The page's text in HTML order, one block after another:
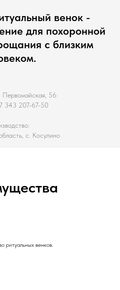
венок -
для похоронной
с близким
Первомайская, 56
343 207-67-50
с. Косулино
ритуальных венков.